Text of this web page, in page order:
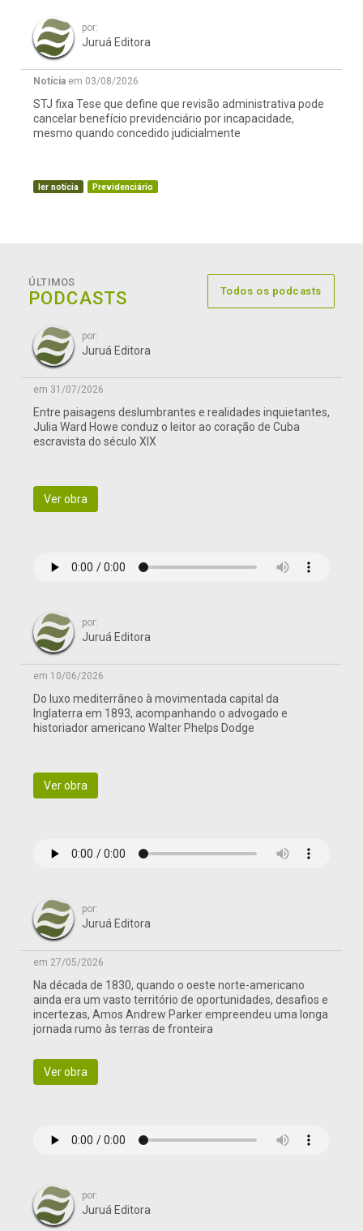
por:
Juruá Editora
Notícia em 03/08/2026
STJ fixa Tese que define que revisão administrativa pode
cancelar benefício previdenciário por incapacidade,
mesmo quando concedido judicialmente
ler notícia Previdenciário
ÚLTIMOS
PODCASTS Todos os podcasts
por:
Juruá Editora
em 31/07/2026
Entre paisagens deslumbrantes e realidades inquietantes,
Julia Ward Howe conduz o leitor ao coração de Cuba
escravista do século XIX
Ver obra
por:
Juruá Editora
em 10/06/2026
Do luxo mediterrâneo à movimentada capital da
Inglaterra em 1893, acompanhando o advogado e
historiador americano Walter Phelps Dodge
Ver obra
por:
Juruá Editora
em 27/05/2026
Na década de 1830, quando o oeste norte-americano
ainda era um vasto território de oportunidades, desafios e
incertezas, Amos Andrew Parker empreendeu uma longa
jornada rumo às terras de fronteira
Ver obra
por:
Juruá Editora